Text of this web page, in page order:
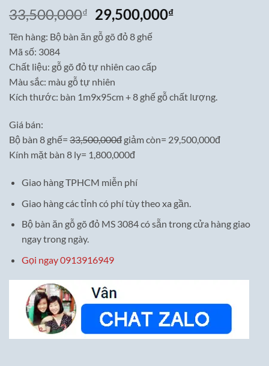
33,500,000₫
Giá
gốc
là:
29,500,000₫Giá
Tên hàng: Bộ bàn ăn gỗ gõ đỏ 8 ghế
Mã số: 3084
Chất liệu: gỗ gõ đỏ tự nhiên cao cấp
Màu sắc: màu gỗ tự nhiên
Kích thước: bàn 1m9x95cm + 8 ghế gỗ chất lượng.
Giá bán:
Bộ bàn 8 ghế= 33,500,000đ giảm còn= 29,500,000đ
Kính mặt bàn 8 ly= 1,800,000đ
Giao hàng TPHCM miễn phí
Giao hàng các tỉnh có phí tùy theo xa gần.
Bộ bàn ăn gỗ gõ đỏ MS 3084 có sẵn trong cửa hàng giao
ngay trong ngày.
Gọi ngay 0913916949